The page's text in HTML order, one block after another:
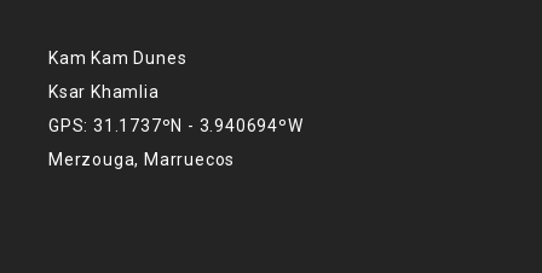
Kam Kam Dunes
Ksar Khamlia
GPS: 31.1737ºN - 3.940694ºW
Merzouga, Marruecos